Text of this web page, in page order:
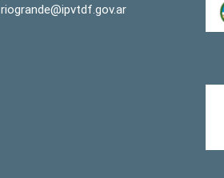
riogrande@ipvtdf.gov.ar